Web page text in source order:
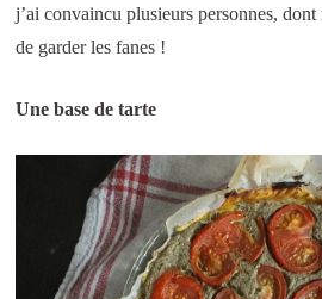
j’ai convaincu plusieurs personnes,
de garder les fanes !
Une base de tarte